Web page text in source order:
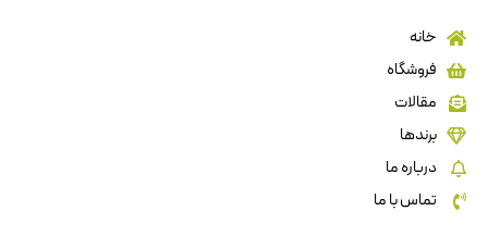
خانه
فروشگاه
مقالات
برندها
درباره ما
تماس با ما